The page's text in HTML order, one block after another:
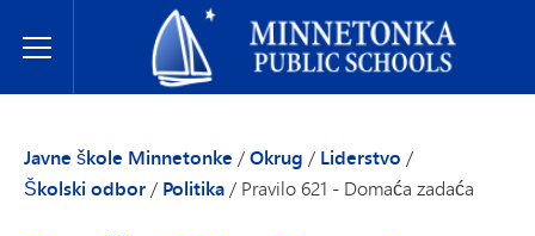
Toggle Menu
Javne škole Minnetonke
Javne škole Minnetonke /Okrug / Liderstvo /
Školski odbor/ Politika/ Pravilo 621 - Domaća zadaća